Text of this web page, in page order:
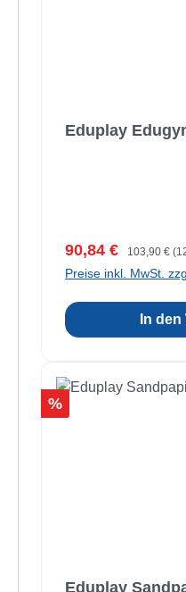
Eduplay
Verkaufspreis:
90,84 € Regulärer
103,90 €
Preise inkl. MwSt.
In
Rabatt
%
Eduplay